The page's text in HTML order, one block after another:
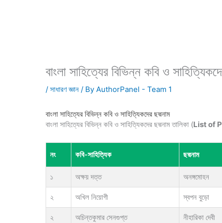
বাংলা সাহিত্যের বিভিন্ন কবি ও
/ সাধারণ জ্ঞান / By AuthorPanel - Team 1
বাংলা সাহিত্যের বিভিন্ন কবি ও সাহিত্যিকদের ছদ্মনাম
বাংলা সাহিত্যের বিভিন্ন কবি ও সাহিত্যিকদের ছদ্মনাম তালিকা (List of
নং কবি-সাহিত্যিক ছদ্মনাম
১ অক্ষয় দত্ত অনঙ্গমোহন
২ অখিল নিয়োগী স্বপন বুড়ো
২ অচিন্তকুমার সেনগুপ্ত নীহারিকা দেবী